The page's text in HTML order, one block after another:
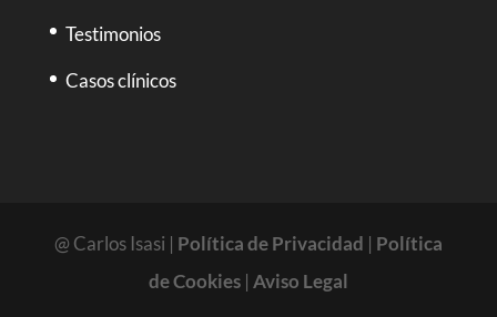
Testimonios
Casos clínicos
@ Carlos Isasi | Política de Privacidad | Política
de Cookies| Aviso Legal